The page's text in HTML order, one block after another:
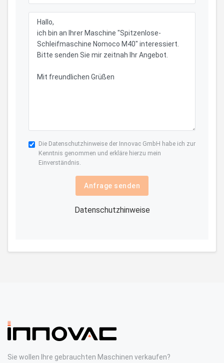
Die Datenschutzhinweise der Innovac GmbH habe ich zur
Kenntnis genommen und erkläre hierzu mein
Einverständnis.
Anfrage senden
Datenschutzhinweise
Sie wollen Ihre gebrauchten Maschinen verkaufen?